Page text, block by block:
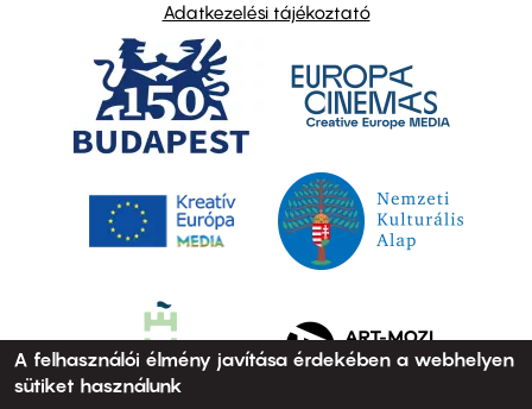
Adatkezelési tájékoztató
A felhasználói élmény javítása érdekében a webhelyen
sütiket használunk